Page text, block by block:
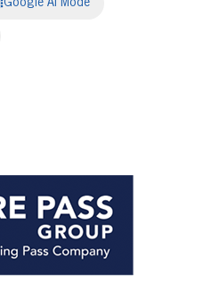
Google AI Mode